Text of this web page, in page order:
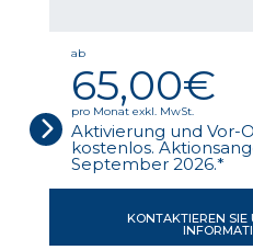
ab
65,00€
pro Monat exkl. MwSt.
Aktivierung und Vor-
kostenlos.
September 2026.*
KONTAKTIEREN SIE